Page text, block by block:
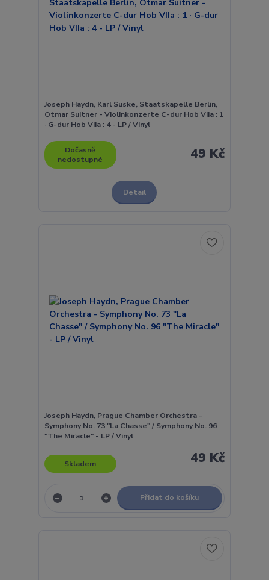
Joseph Haydn, Karl Suske, Staatskapelle Berlin,
Otmar Suitner - Violinkonzerte C-dur Hob VIIa : 1
· G-dur Hob VIIa : 4 - LP / Vinyl
49 Kč
Dočasně
nedostupné
Detail
Joseph Haydn, Prague Chamber Orchestra -
Symphony No. 73 "La Chasse" / Symphony No. 96
"The Miracle" - LP / Vinyl
49 Kč
Skladem
Přidat do košíku